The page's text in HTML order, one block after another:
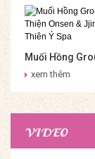
Muối Hồng
Thiện Onsen &
xem thêm
VIDEO